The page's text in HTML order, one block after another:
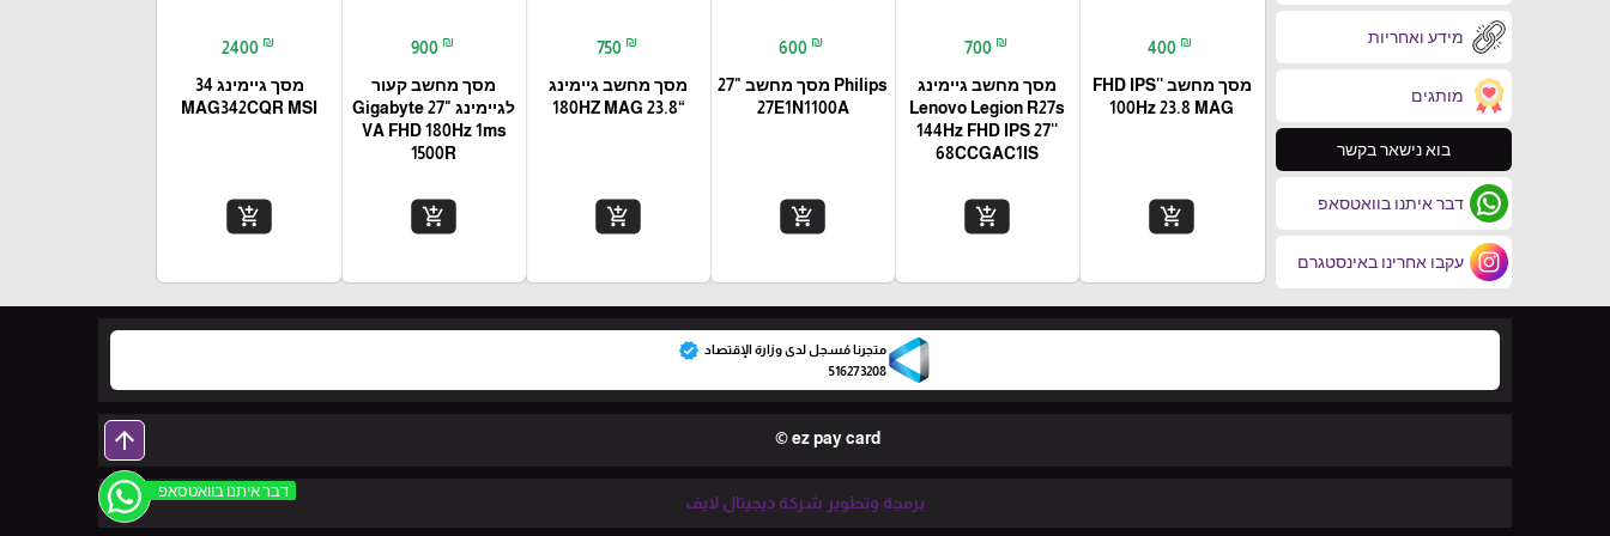
מידע ואחריות
מותגים
בוא נישאר בקשר
דבר איתנו בוואטסאפ
עקבו אחרינו באינסטגרם
דבר איתנו בוואטסאפ
400 ₪
מסך מחשב ''FHD IPS
100Hz 23.8 MAG
add_shopping_cart
700 ₪
מסך מחשב גיימינג
Lenovo Legion R27s
144Hz FHD IPS 27''
68CCGAC1IS
add_shopping_cart
600 ₪
Philips מסך מחשב "27
27E1N1100A
add_shopping_cart
750 ₪
מסך מחשב גיימינג
“23.8 180HZ MAG
add_shopping_cart
900 ₪
מסך מחשב קעור
לגיימינג Gigabyte 27"
VA FHD 180Hz 1ms
1500R
add_shopping_cart
2400 ₪
מסך גיימינג 34
MAG342CQR MSI
add_shopping_cart
متجرنا مُسجل لدى وزارة الإقتصاد verified
516273208
ez pay card ©
arrow_upward
برمجة وتطوير شركة ديجيتال لايف